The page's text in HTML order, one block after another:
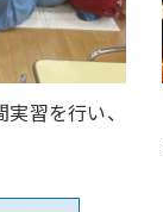
習を行い、